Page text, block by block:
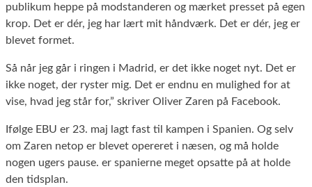
publikum heppe på modstanderen og mærket presset på egen
krop. Det er dér, jeg har lært mit håndværk. Det er dér, jeg er
blevet formet.
Så når jeg går i ringen i Madrid, er det ikke noget nyt. Det er
ikke noget, der ryster mig. Det er endnu en mulighed for at
vise, hvad jeg står for,” skriver Oliver Zaren på Facebook.
Ifølge EBU er 23. maj lagt fast til kampen i Spanien. Og selv
om Zaren netop er blevet opereret i næsen, og må holde
nogen ugers pause. er spanierne meget opsatte på at holde
den tidsplan.